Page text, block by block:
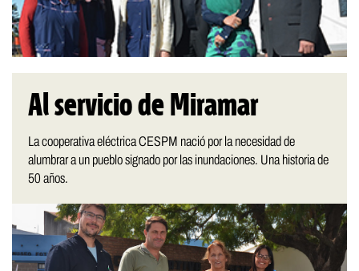
Al servicio de Miramar
La cooperativa eléctrica CESPM nació por la necesidad de
alumbrar a un pueblo signado por las inundaciones. Una historia de
50 años.